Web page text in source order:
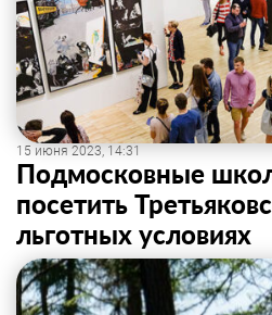
15 июня 2023, 14:31
Подмосковные
посетить
льготных условиях